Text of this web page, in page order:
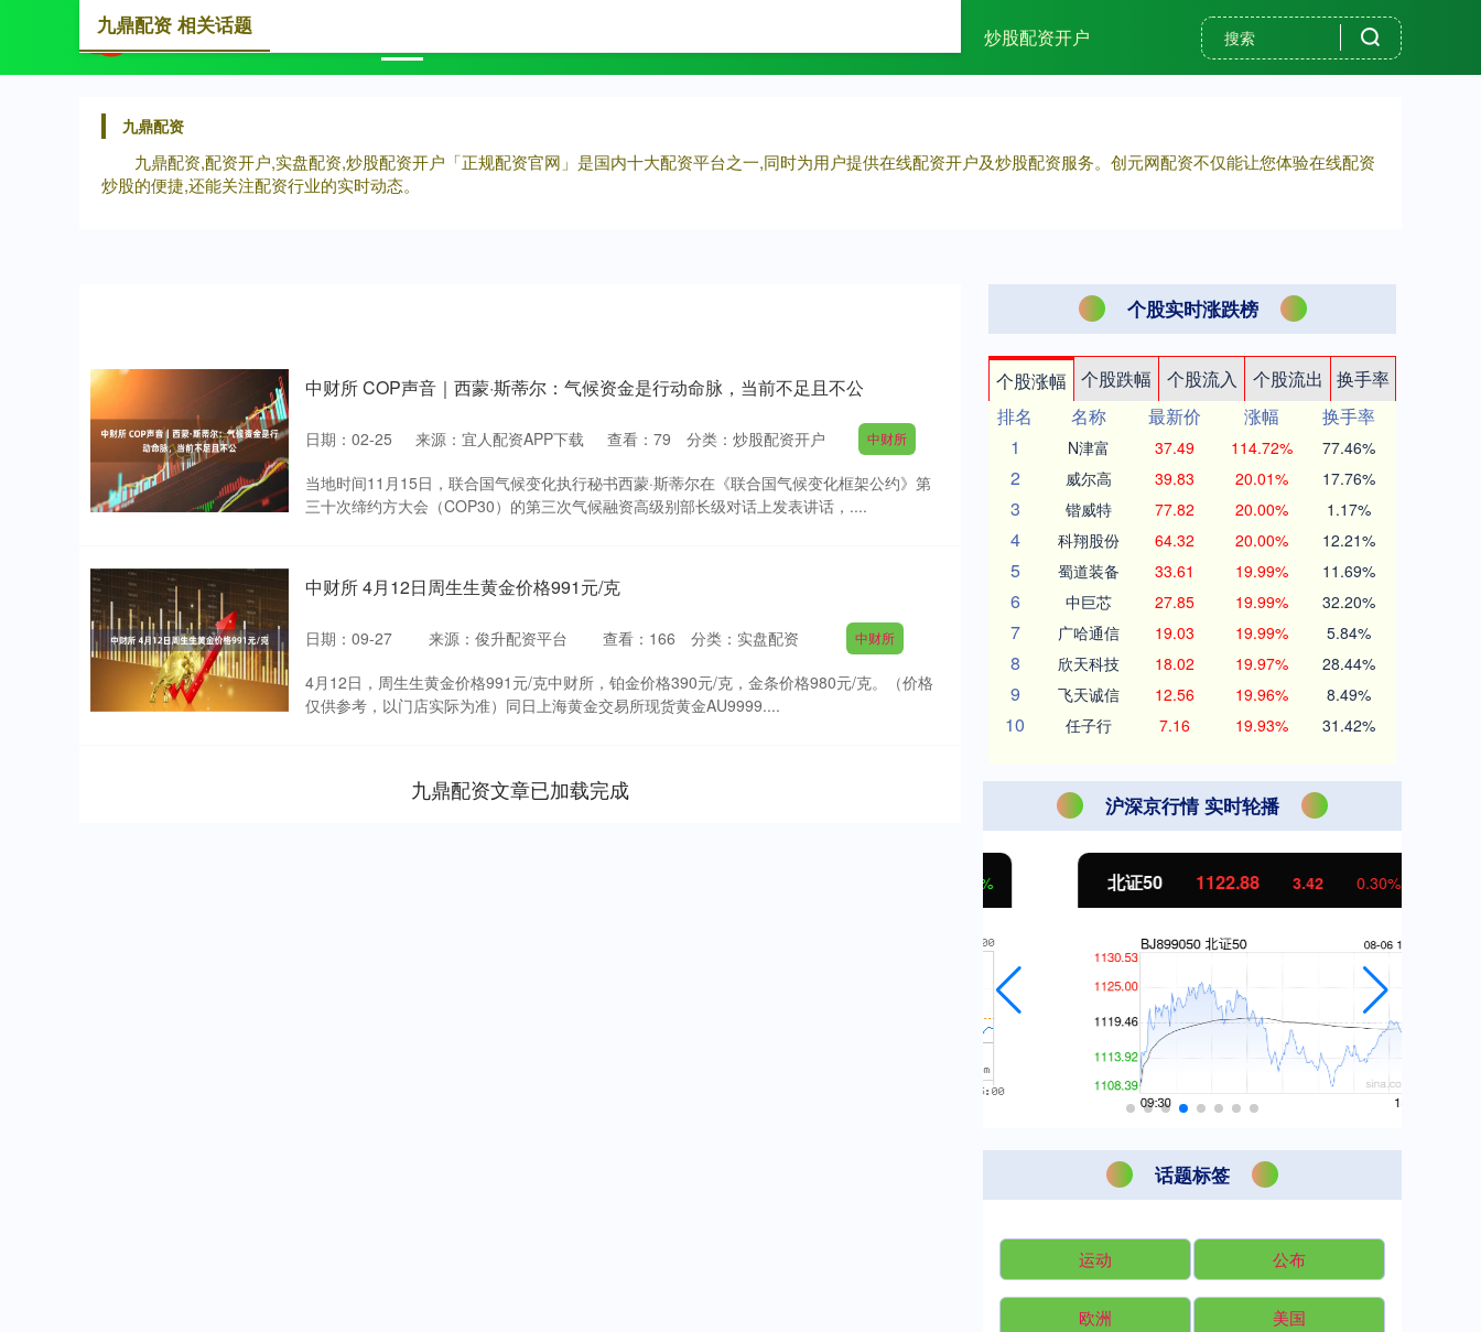
炒股配资开户
九鼎配资
九鼎配资,配资开户,实盘配资,炒股配资开户「正规配资官网」是国内十大配资平台之一,同时为用户提供在线配资开户及炒股配资服务。创元网配资不仅能让您体验在线配资
炒股的便捷,还能关注配资行业的实时动态。
九鼎配资 相关话题
中财所 COP声音｜西蒙·斯蒂尔：气候资金是行动命脉，当前不足且不公
日期：02-25 来源：宜人配资APP下载 查看： 79 分类： 炒股配资开户 中财所
当地时间11月15日，联合国气候变化执行秘书西蒙·斯蒂尔在《联合国气候变化框架公约》第
三十次缔约方大会（COP30）的第三次气候融资高级别部长级对话上发表讲话，....
中财所 4月12日周生生黄金价格991元/克
日期：09-27 来源：俊升配资平台 查看： 166 分类： 实盘配资 中财所
4月12日，周生生黄金价格991元/克中财所，铂金价格390元/克，金条价格980元/克。（价格
仅供参考，以门店实际为准）同日上海黄金交易所现货黄金AU9999....
九鼎配资文章已加载完成
个股实时涨跌榜
个股涨幅 个股跌幅 个股流入 个股流出
换手率
排名
名称 最新价 涨幅
换手率
1
N津富 37.49 114.72% 77.46%
2 威尔高 39.83 20.01% 17.76%
3 锴威特 77.82 20.00% 1.17%
4 科翔股份 64.32 20.00% 12.21%
5 蜀道装备 33.61 19.99% 11.69%
6 中巨芯 27.85 19.99% 32.20%
7 广哈通信 19.03 19.99% 5.84%
8 欣天科技 18.02 19.97% 28.44%
9 飞天诚信 12.56 19.96% 8.49%
10 任子行 7.16 19.93% 31.42%
沪深京行情 实时轮播
1122.88 3.42 0.30%
话题标签
运动 公布
欧洲 美国